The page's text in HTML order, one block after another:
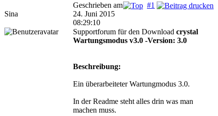
Sina
#1
Geschrieben am
24. Juni 2015
08:29:10
Supportforum für den Download crystal
Wartungsmodus v3.0 -Version: 3.0
Beschreibung:
Ein überarbeiteter Wartungmodus 3.0.
In der Readme steht alles drin was man
machen muss.